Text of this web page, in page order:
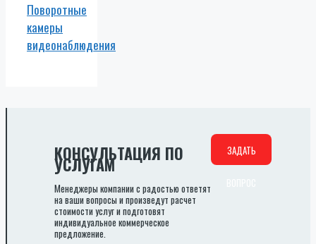
Поворотные
камеры
видеонаблюдения
КОНСУЛЬТАЦИЯ ПО
УСЛУГАМ
Менеджеры компании с радостью ответят
на ваши вопросы и произведут расчет
стоимости услуг и подготовят
индивидуальное коммерческое
предложение.
ЗАДАТЬ